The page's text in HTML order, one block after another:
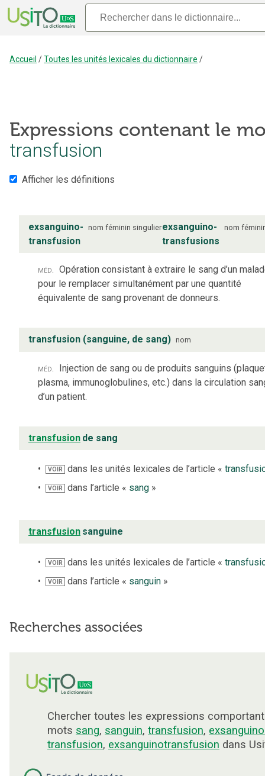
Accueil /Toutes les unités lexicales du dictionnaire /
Expressions contenant le
transfusion
Afficher les définitions
exsanguino-
transfusion
nom féminin singulierexsanguino-
transfusions
nom
méd. Opération consistant à extraire le sang d’un
pour le remplacer simultanément par une quantité
équivalente de sang provenant de donneurs.
transfusion (sanguine, de sang) nom
méd. Injection de sang ou de produits sanguins
plasma, immunoglobulines, etc.) dans la circulation
d’un patient.
transfusion de sang
VOIR dans les unités lexicales de l’article «
VOIR dans l’article « sang »
transfusion sanguine
VOIR dans les unités lexicales de l’article «
VOIR dans l’article « sanguin »
Recherches associées
Chercher toutes les expressions
mots sang, sanguin, transfusion,
transfusion, exsanguinotransfusion dans